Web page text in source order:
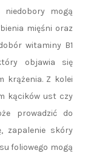
niedobory mogą
mięśni oraz
witaminy B1
objawia się
krążenia. Z kolei
kącików ust czy
prowadzić do
zapalenie skóry
foliowego mogą